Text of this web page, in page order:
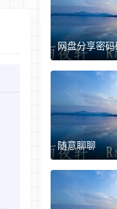
网盘分享密
随意聊聊